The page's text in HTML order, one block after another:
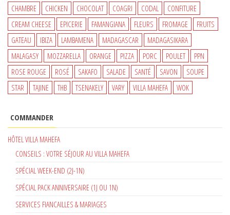
CHAMBRE CHICKEN CHOCOLAT COAGRI CODAL
CONFITURE
CREAM CHEESE
EPICERIE FAMANGIANA FLEURS FROMAGE
FRUITS
GATEAU
IBIZA LAMBAMENA MADAGASCAR
MADAGASIKARA
MALAGASY
MOZZARELLA ORANGE PIZZA PORC POULET
PPN
ROSE ROUGE
ROSÉ SAKAFO SALADE SANTÉ SAVON
SOUPE
STAR
TAJINE THB TSENAKELY VARY VILLA MAHEFA WOK
COMMANDER
HÔTEL VILLA MAHEFA
CONSEILS : VOTRE SÉJOUR AU VILLA MAHEFA
SPÉCIAL WEEK-END (2J-1N)
SPÉCIAL PACK ANNIVERSAIRE (1J OU 1N)
SERVICES FIANCAILLES & MARIAGES